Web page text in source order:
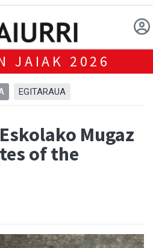
JAIAK 2026
EGITARAUA
Mugaz
of the